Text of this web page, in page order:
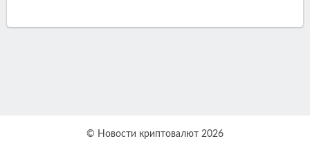
© Новости криптовалют 2026